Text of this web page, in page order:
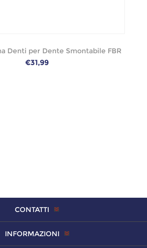
Denti per Dente Smontabile FBR
€31,99
CONTATTI
INFORMAZIONI